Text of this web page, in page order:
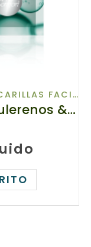
FACIALES
Mascarilla renovadora Fulerenos & Polipéptidos Rostro y Cuello, 52911 TianDe, 1ud, Cuidado para la preservación de la piel joven